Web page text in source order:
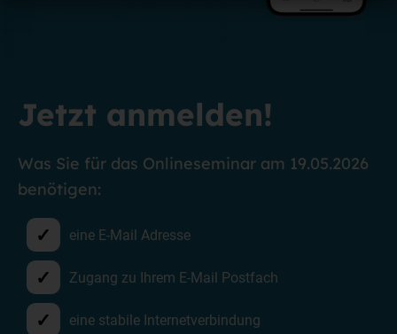
Jetzt anmelden!
Was Sie für das Onlineseminar am 19.05.2026
benötigen:
✓ eine E-Mail Adresse
✓ Zugang zu Ihrem E-Mail Postfach
✓ eine stabile Internetverbindung